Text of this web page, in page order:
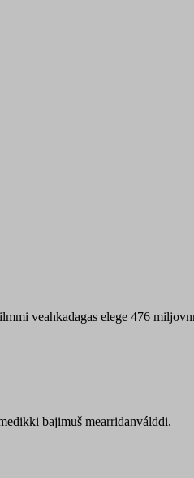
veahkadagas elege 476
bajimuš mearridanválddi.